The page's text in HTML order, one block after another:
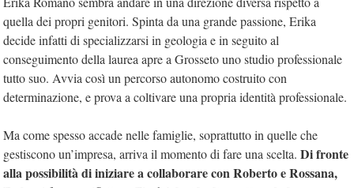
quella dei propri genitori. Spinta da una grande passione, Erika
decide infatti di specializzarsi in geologia e in seguito al
conseguimento della laurea apre a Grosseto uno studio professionale
tutto suo. Avvia così un percorso autonomo costruito con
determinazione, e prova a coltivare una propria identità professionale.
Ma come spesso accade nelle famiglie, soprattutto in quelle che
gestiscono un’impresa, arriva il momento di fare una scelta. Di fronte
alla possibilità di iniziare a collaborare con Roberto e Rossana,